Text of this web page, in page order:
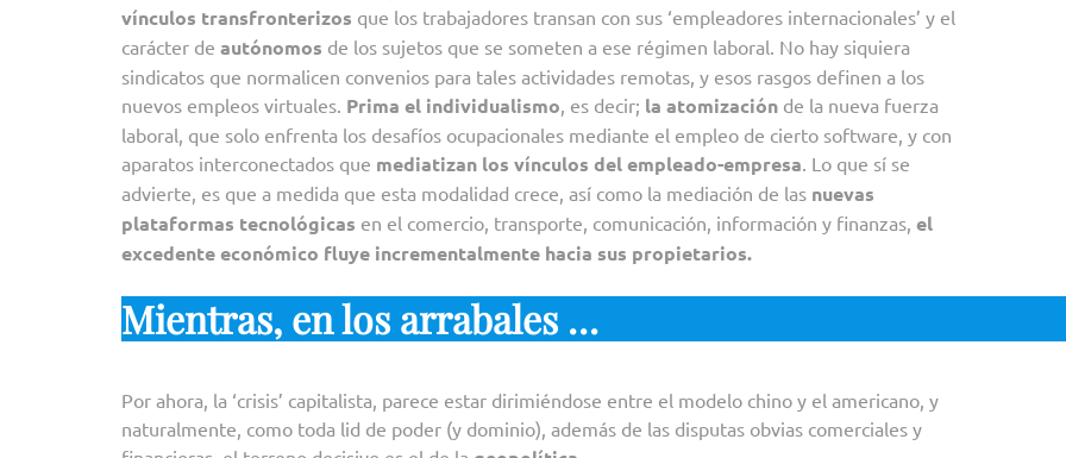
vínculos transfronterizos que los trabajadores transan con sus ‘empleadores internacionales’ y el
carácter de autónomos de los sujetos que se someten a ese régimen laboral. No hay siquiera
sindicatos que normalicen convenios para tales actividades remotas, y esos rasgos definen a los
nuevos empleos virtuales. Prima el individualismo , es decir; la atomización de la nueva fuerza
laboral, que solo enfrenta los desafíos ocupacionales mediante el empleo de cierto software, y con
aparatos interconectados que mediatizan los vínculos del empleado-empresa . Lo que sí se
advierte, es que a medida que esta modalidad crece, así como la mediación de las nuevas
plataformas tecnológicas en el comercio, transporte, comunicación, información y finanzas, el
excedente económico fluye incrementalmente hacia sus propietarios.
Mientras, en los arrabales …
Por ahora, la ‘crisis’ capitalista, parece estar dirimiéndose entre el modelo chino y el americano, y
naturalmente, como toda lid de poder (y dominio), además de las disputas obvias comerciales y